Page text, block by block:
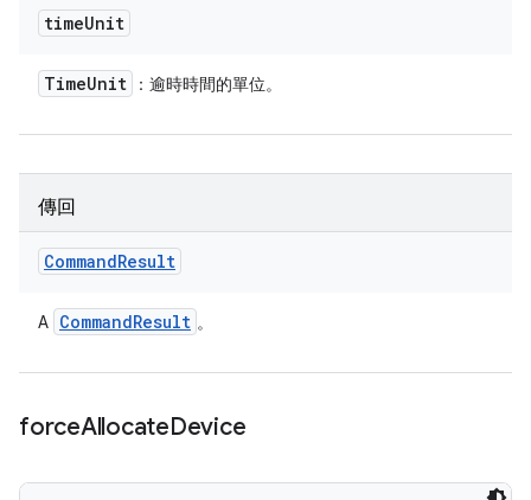
timeUnit
TimeUnit ：逾時時間的單位。
傳回
CommandResult
A CommandResult 。
forceAllocateDevice